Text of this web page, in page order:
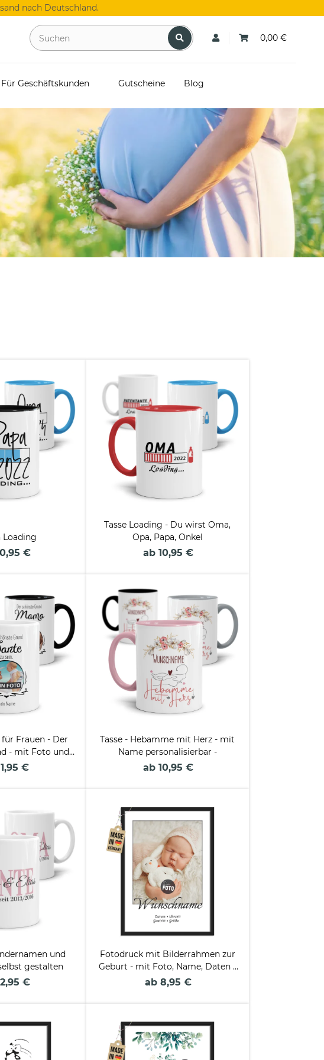
nach Deutschland.
0,00 €
Für Geschäftskunden Gutscheine Blog
Loading
€
Tasse Loading - Du wirst Oma,
Opa, Papa, Onkel
ab 10,95 €
Frauen - Der
- mit Foto und
€
Tasse - Hebamme mit Herz - mit
Name personalisierbar -
ab 10,95 €
und
gestalten
€
Fotodruck mit Bilderrahmen zur
Geburt - mit Foto, Name, Daten -
2 verschiedene Größen
ab 8,95 €